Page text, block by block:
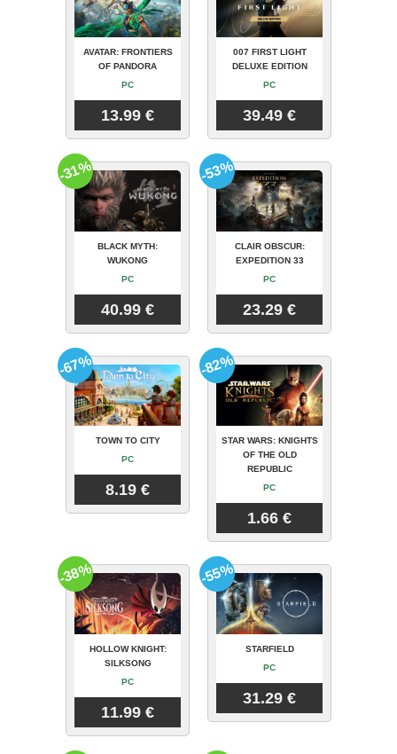
AVATAR: FRONTIERS
OF PANDORA
PC
13.99 €
007 FIRST LIGHT
DELUXE EDITION
PC
39.49 €
BLACK MYTH:
WUKONG
PC
40.99 €
-31%
CLAIR OBSCUR:
EXPEDITION 33
PC
23.29 €
-53%
TOWN TO CITY
PC
8.19 €
-67%
STAR WARS: KNIGHTS
OF THE OLD
REPUBLIC
PC
1.66 €
-82%
HOLLOW KNIGHT:
SILKSONG
PC
11.99 €
-38%
STARFIELD
PC
31.29 €
-55%